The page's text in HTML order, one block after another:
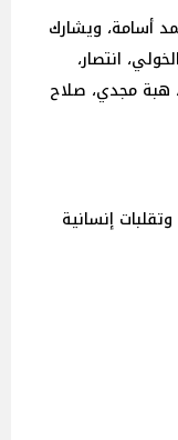
أسامة، ويشارك
انتصار،
هبة مجدي، صلاح
إنسانية